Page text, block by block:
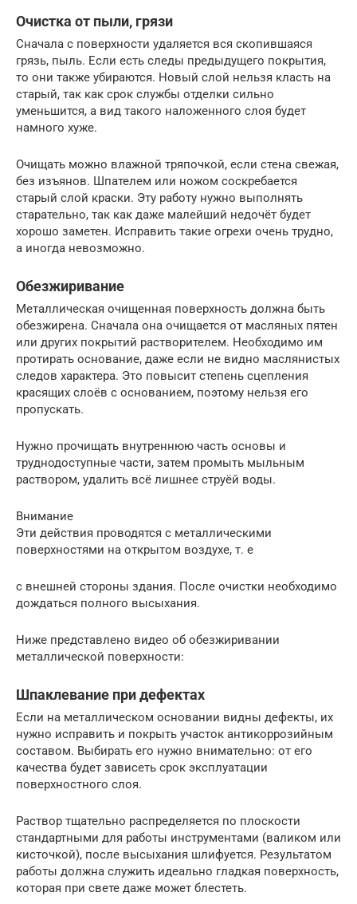
Очистка от пыли, грязи
Сначала с поверхности удаляется вся скопившаяся
грязь, пыль. Если есть следы предыдущего покрытия,
то они также убираются. Новый слой нельзя класть на
старый, так как срок службы отделки сильно
уменьшится, а вид такого наложенного слоя будет
намного хуже.
Очищать можно влажной тряпочкой, если стена свежая,
без изъянов. Шпателем или ножом соскребается
старый слой краски. Эту работу нужно выполнять
старательно, так как даже малейший недочёт будет
хорошо заметен. Исправить такие огрехи очень трудно,
а иногда невозможно.
Обезжиривание
Металлическая очищенная поверхность должна быть
обезжирена. Сначала она очищается от масляных пятен
или других покрытий растворителем. Необходимо им
протирать основание, даже если не видно маслянистых
следов характера. Это повысит степень сцепления
красящих слоёв с основанием, поэтому нельзя его
пропускать.
Нужно прочищать внутреннюю часть основы и
труднодоступные части, затем промыть мыльным
раствором, удалить всё лишнее струёй воды.
Внимание
Эти действия проводятся с металлическими
поверхностями на открытом воздухе, т. е
с внешней стороны здания. После очистки необходимо
дождаться полного высыхания.
Ниже представлено видео об обезжиривании
металлической поверхности:
Шпаклевание при дефектах
Если на металлическом основании видны дефекты, их
нужно исправить и покрыть участок антикоррозийным
составом. Выбирать его нужно внимательно: от его
качества будет зависеть срок эксплуатации
поверхностного слоя.
Раствор тщательно распределяется по плоскости
стандартными для работы инструментами (валиком или
кисточкой), после высыхания шлифуется. Результатом
работы должна служить идеально гладкая поверхность,
которая при свете даже может блестеть.